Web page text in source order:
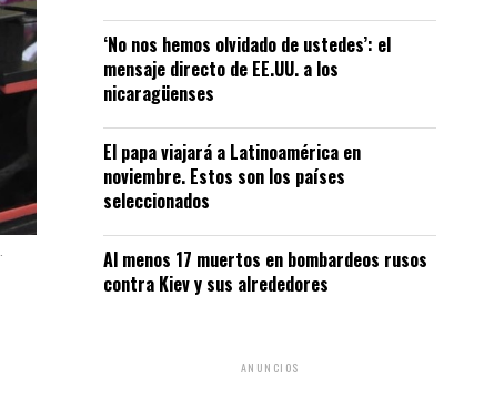
‘No nos hemos olvidado de ustedes’: el
mensaje directo de EE.UU. a los
nicaragüenses
El papa viajará a Latinoamérica en
noviembre. Estos son los países
seleccionados
Al menos 17 muertos en bombardeos rusos
contra Kiev y sus alrededores
ANUNCIOS